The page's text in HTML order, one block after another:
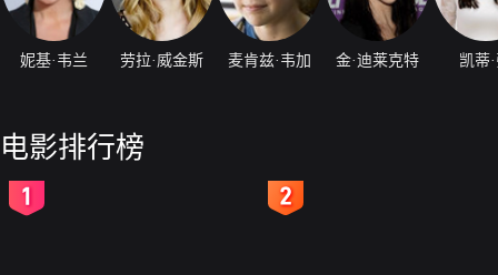
妮基·韦兰 劳拉·威金斯 麦肯兹·韦加 金·迪莱克特 凯蒂
电影排行榜